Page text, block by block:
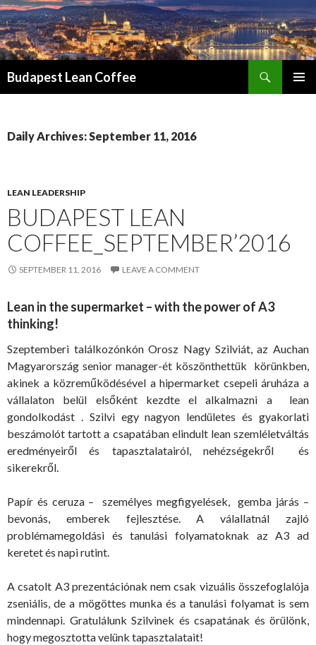
Budapest Lean Coffee
Daily Archives: September 11, 2016
LEAN LEADERSHIP
BUDAPEST LEAN
COFFEE_SEPTEMBER’2016
SEPTEMBER 11, 2016 LEAVE A COMMENT
Lean in the supermarket – with the power of A3
thinking!
Szeptemberi találkozónkón Orosz Nagy Szilviát, az Auchan
Magyarország senior manager-ét köszönthettük körünkben,
akinek a közreműködésével a hipermarket csepeli áruháza a
vállalaton belül elsőként kezdte el alkalmazni a lean
gondolkodást . Szilvi egy nagyon lendületes és gyakorlati
beszámolót tartott a csapatában elindult lean szemléletváltás
eredményeiről és tapasztalatairól, nehézségekről és
sikerekről.
Papír és ceruza – személyes megfigyelések, gemba járás –
bevonás, emberek fejlesztése. A válallatnál zajló
problémamegoldási és tanulási folyamatoknak az A3 ad
keretet és napi rutint.
A csatolt A3 prezentációnak nem csak vizuális összefoglalója
zseniális, de a mögöttes munka és a tanulási folyamat is sem
mindennapi. Gratulálunk Szilvinek és csapatának és örülönk,
hogy megosztotta velünk tapasztalatait!